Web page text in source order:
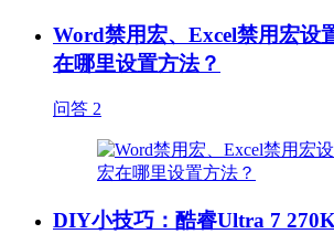
Word禁用宏、Excel禁用宏设
在哪里设置方法？
问答 2
DIY小技巧：酷睿Ultra 7